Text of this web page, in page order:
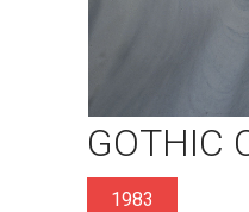
GOTHIC
1983